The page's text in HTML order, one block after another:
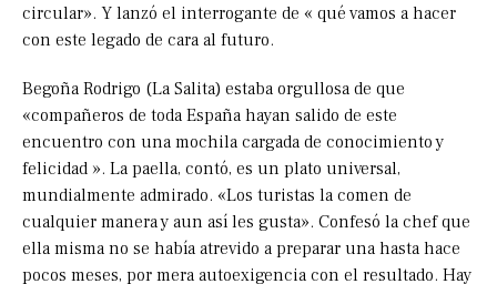
circular». Y lanzó el interrogante de « qué vamos a hacer
con este legado de cara al futuro.
Begoña Rodrigo (La Salita) estaba orgullosa de que
«compañeros de toda España hayan salido de este
encuentro con una mochila cargada de conocimiento y
felicidad ». La paella, contó, es un plato universal,
mundialmente admirado. «Los turistas la comen de
cualquier manera y aun así les gusta». Confesó la chef que
ella misma no se había atrevido a preparar una hasta hace
pocos meses, por mera autoexigencia con el resultado. Hay